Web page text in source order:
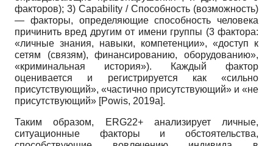
факторов); 3) Capability / Способность (возможность)
— факторы, определяющие способность человека
причинить вред другим от имени группы (3 фактора:
«личные знания, навыки, компетенции», «доступ к
сетям (связям), финансированию, оборудованию»,
«криминальная история»). Каждый фактор
оценивается и регистрируется как «сильно
присутствующий», «частично присутствующий» и «не
присутствующий» Powis, 2019а .
Таким образом, ERG22+ анализирует личные,
ситуационные факторы и обстоятельства,